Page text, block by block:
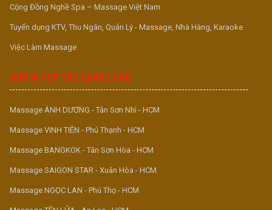
Cộng Đồng Nghề Spa – Massage Việt Nam
Tuyển dụng KTV, Thu Ngân, Quản Lý - Massage, Nhà Hàng, Karaoke
Việc Làm Massage
ĐƠN VỊ HỢP TÁC QUẢNG CÁO
Massage ÁNH DƯƠNG - Tân Sơn Nhì - HCM
Massage VINH TIÊN - Phú Thạnh - HCM
Massage BANGKOK - Tân Sơn Hòa - HCM
Massage SAIGON STAR - Xuân Hòa - HCM
Massage NGỌC LAN - Phú Thọ - HCM